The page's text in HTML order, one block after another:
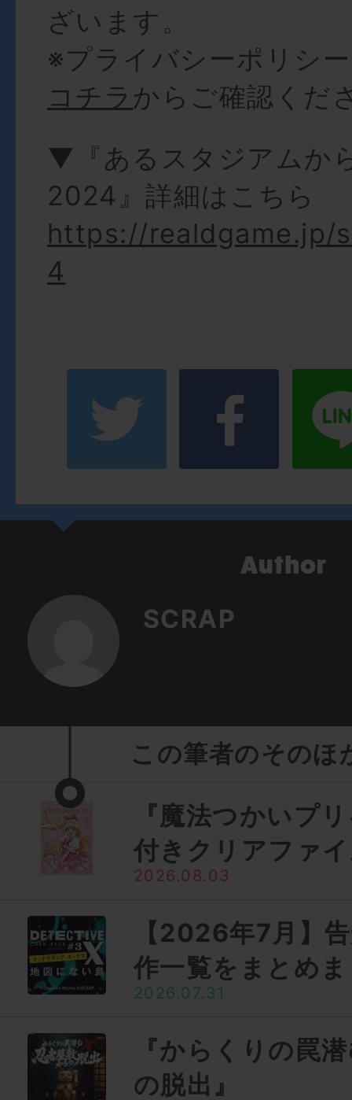
ざいます。
※プライバシーポリシ
コチラ からご確認くだ
▼『あるスタジアムか
2024』詳細はこちら
https://realdgame.jp/
4
SCRAP
この筆者のそのほ
『魔法つかいプ
付きクリアファ
2026.08.03
【2026年7月】
作一覧をまとめ
2026.07.31
『からくりの罠
の脱出』